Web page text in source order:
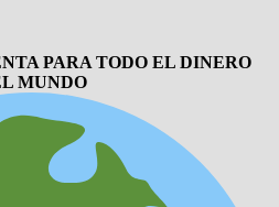
PARA TODO EL DINERO
MUNDO